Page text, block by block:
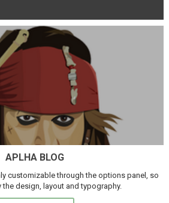
APLHA BLOG
customizable through the options panel, so
design, layout and typography.